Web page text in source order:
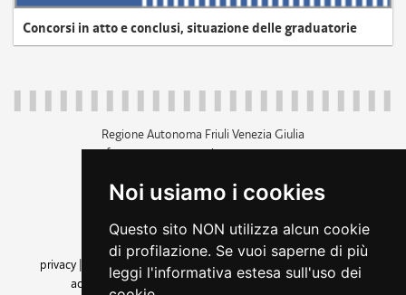
Noi usiamo i cookies
Questo sito NON utilizza alcun cookie
di profilazione. Se vuoi saperne di più
leggi l'informativa estesa sull'uso dei
Concorsi in atto e conclusi, situazione delle graduatorie
Regione Autonoma Friuli Venezia Giulia
c.f. 80014930327; p.iva 00526040324
+39 040 3771111
amministrazione trasparente
privacy
cookie |note legali accessibilità
dichiarazione di
accessibilità| feedback cambio preferenze cookie